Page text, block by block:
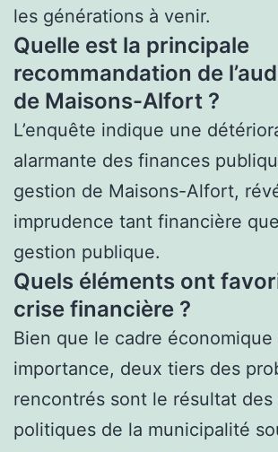
les générations à venir.
Quelle est la principale
recommandation de
de Maisons-Alfort ?
L’enquête indique une
alarmante des finances
gestion de Maisons-Alfort,
imprudence tant financière
gestion publique.
Quels éléments ont
crise financière ?
Bien que le cadre économique
importance, deux tiers des
rencontrés sont le résultat des
politiques de la municipalité